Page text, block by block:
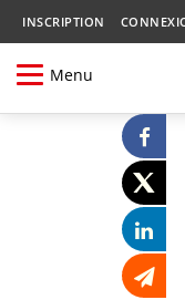
INSCRIPTION
Menu